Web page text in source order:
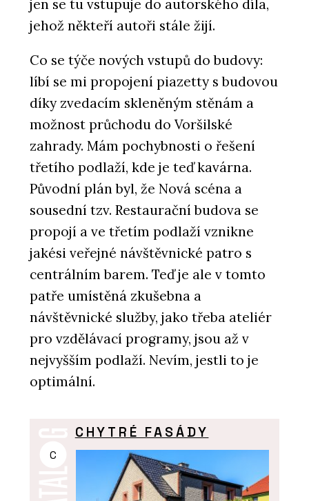
jen se tu vstupuje do autorského díla,
jehož někteří autoři stále žijí.
Co se týče nových vstupů do budovy:
líbí se mi propojení piazetty s budovou
díky zvedacím skleněným stěnám a
možnost průchodu do Voršilské
zahrady. Mám pochybnosti o řešení
třetího podlaží, kde je teď kavárna.
Původní plán byl, že Nová scéna a
sousední tzv. Restaurační budova se
propojí a ve třetím podlaží vznikne
jakési veřejné návštěvnické patro s
centrálním barem. Teď je ale v tomto
patře umístěná zkušebna a
návštěvnické služby, jako třeba ateliér
pro vzdělávací programy, jsou až v
nejvyšším podlaží. Nevím, jestli to je
optimální.
C
CHYTRÉ FASÁDY